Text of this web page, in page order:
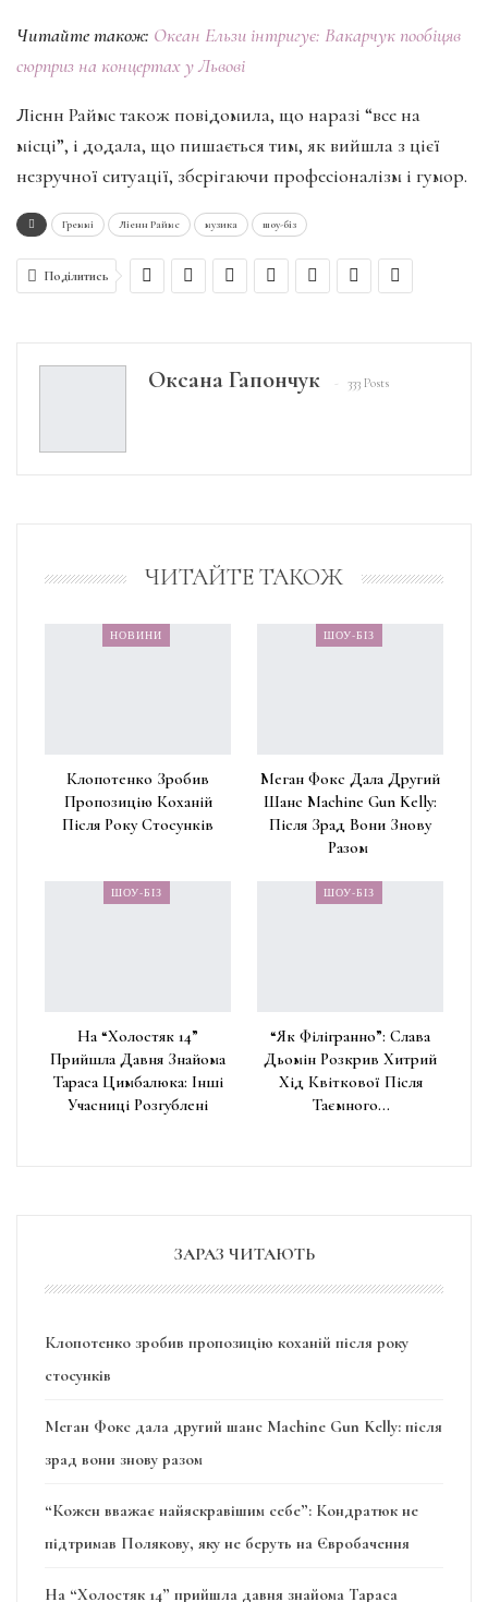
Читайте також: Океан Ельзи інтригує: Вакарчук пообіцяв
сюрприз на концертах у Львові
Ліенн Раймс також повідомила, що наразі “все на
місці”, і додала, що пишається тим, як вийшла з цієї
незручної ситуації, зберігаючи професіоналізм і гумор.
Греммі Ліенн Раймс музика шоу-біз
Поділитись
Оксана Гапончук 333 Posts
ЧИТАЙТЕ ТАКОЖ
НОВИНИ
Клопотенко Зробив
Пропозицію Коханій
Після Року Стосунків
ШОУ-БІЗ
Меган Фокс Дала Другий
Шанс Machine Gun Kelly:
Після Зрад Вони Знову
Разом
ШОУ-БІЗ
На “Холостяк 14”
Прийшла Давня Знайома
Тараса Цимбалюка: Інші
Учасниці Розгублені
ШОУ-БІЗ
“Як Філігранно”: Слава
Дьомін Розкрив Хитрий
Хід Квіткової Після
Таємного…
ЗАРАЗ ЧИТАЮТЬ
Клопотенко зробив пропозицію коханій після року
стосунків
Меган Фокс дала другий шанс Machine Gun Kelly: після
зрад вони знову разом
“Кожен вважає найяскравішим себе”: Кондратюк не
підтримав Полякову, яку не беруть на Євробачення
На “Холостяк 14” прийшла давня знайома Тараса